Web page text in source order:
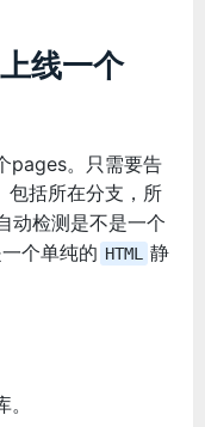
线一个
pages。只需要告
包括所在分支，所
动检测是不是一个
个单纯的 HTML
静